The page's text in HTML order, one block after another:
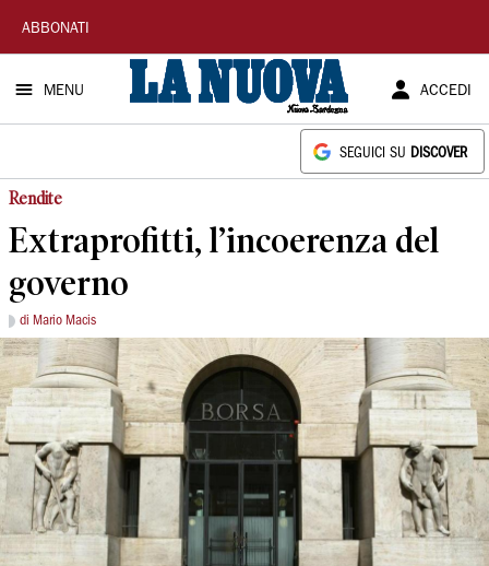
La
Nuova
Sardegna
ABBONATI
MENU ACCEDI
SEGUICI SU DISCOVER
Rendite
Extraprofitti, l’incoerenza del
governo
di Mario Macis